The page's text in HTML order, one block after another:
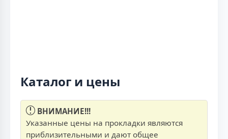
Каталог и цены
ВНИМАНИЕ!!!
Указанные цены на прокладки являются
приблизительными и дают общее